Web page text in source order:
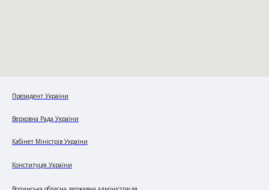
Президент України
Верховна Рада України
Кабінет Міністрів України
Конституція України